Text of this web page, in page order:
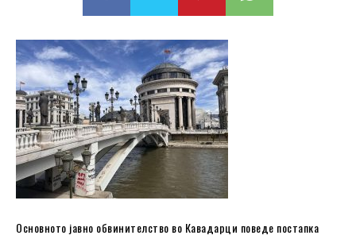
Основното јавно обвинителство во Кавадарци поведе постапка